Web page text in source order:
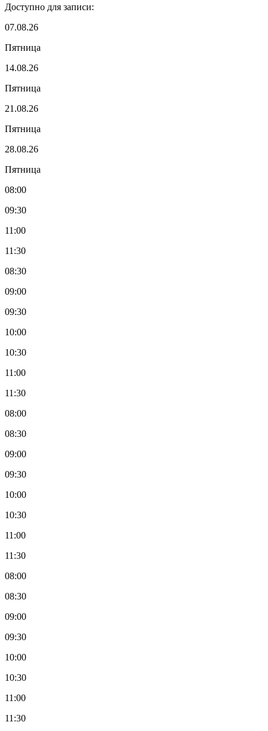
Доступно для записи:
07.08.26
Пятница
14.08.26
Пятница
21.08.26
Пятница
28.08.26
Пятница
08:00
09:30
11:00
11:30
08:30
09:00
09:30
10:00
10:30
11:00
11:30
08:00
08:30
09:00
09:30
10:00
10:30
11:00
11:30
08:00
08:30
09:00
09:30
10:00
10:30
11:00
11:30